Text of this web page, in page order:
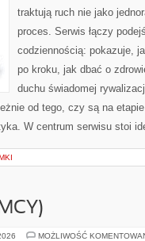
traktują ruch nie jako
proces. Serwis łączy
codziennością: pokazuje,
po kroku, jak dbać o
duchu świadomej
od tego, czy są na
W centrum serwisu stoi
MOŻLIWOŚĆ